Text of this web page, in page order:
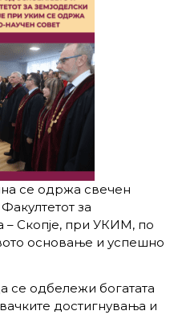
се одржа свечен
за
– Скопје, при УКИМ, по
основање и успешно
се одбележи богатата
достигнувања и